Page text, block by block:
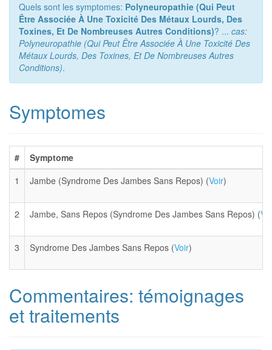
Quels sont les symptomes: Polyneuropathie (Qui Peut
Être Associée À Une Toxicité Des Métaux Lourds, Des
Toxines, Et De Nombreuses Autres Conditions)? ... cas:
Polyneuropathie (Qui Peut Être Associée À Une Toxicité Des
Métaux Lourds, Des Toxines, Et De Nombreuses Autres
Conditions).
Symptomes
#
Symptome
1
Jambe (Syndrome Des Jambes Sans Repos) (Voir)
2 Jambe, Sans Repos (Syndrome Des Jambes Sans Repos) (
3 Syndrome Des Jambes Sans Repos (Voir)
Commentaires: témoignages
et traitements